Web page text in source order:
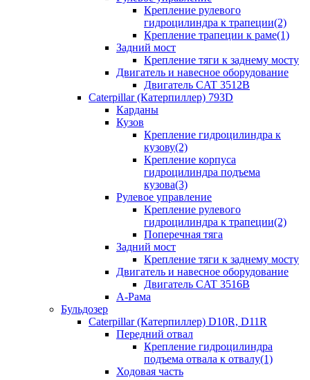
Крепление рулевого
гидроцилиндра к трапеции(2)
Крепление трапеции к раме(1)
Задний мост
Крепление тяги к заднему мосту
Двигатель и навесное оборудование
Двигатель CAT 3512B
Caterpillar (Катерпиллер) 793D
Карданы
Кузов
Крепление гидроцилиндра к
кузову(2)
Крепление корпуса
гидроцилиндра подъема
кузова(3)
Рулевое управление
Крепление рулевого
гидроцилиндра к трапеции(2)
Поперечная тяга
Задний мост
Крепление тяги к заднему мосту
Двигатель и навесное оборудование
Двигатель CAT 3516B
А-Рама
Бульдозер
Caterpillar (Катерпиллер) D10R, D11R
Передний отвал
Крепление гидроцилиндра
подъема отвала к отвалу(1)
Ходовая часть